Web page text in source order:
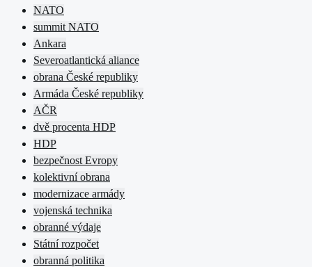
NATO
summit NATO
Ankara
Severoatlantická aliance
obrana České republiky
Armáda České republiky
AČR
dvě procenta HDP
HDP
bezpečnost Evropy
kolektivní obrana
modernizace armády
vojenská technika
obranné výdaje
Státní rozpočet
obranná politika